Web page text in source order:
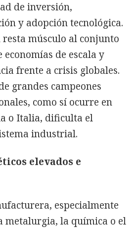
de inversión,
y adopción tecnológica.
músculo al conjunto
de escala y
frente a crisis globales.
grandes campeones
como sí ocurre en
o Italia, dificulta el
industrial.
elevados e
especialmente
metalurgia, la química o el